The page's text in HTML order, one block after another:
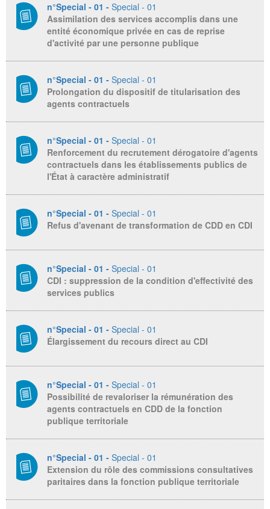
n°Special - 01 - Special - 01
Assimilation des services accomplis dans une
entité économique privée en cas de reprise
d'activité par une personne publique
n°Special - 01 - Special - 01
Prolongation du dispositif de titularisation des
agents contractuels
n°Special - 01 - Special - 01
Renforcement du recrutement dérogatoire d'agents
contractuels dans les établissements publics de
l'État à caractère administratif
n°Special - 01 - Special - 01
Refus d'avenant de transformation de CDD en CDI
n°Special - 01 - Special - 01
CDI : suppression de la condition d'effectivité des
services publics
n°Special - 01 - Special - 01
Élargissement du recours direct au CDI
n°Special - 01 - Special - 01
Possibilité de revaloriser la rémunération des
agents contractuels en CDD de la fonction
publique territoriale
n°Special - 01 - Special - 01
Extension du rôle des commissions consultatives
paritaires dans la fonction publique territoriale